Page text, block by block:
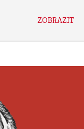
ZOBRAZIT